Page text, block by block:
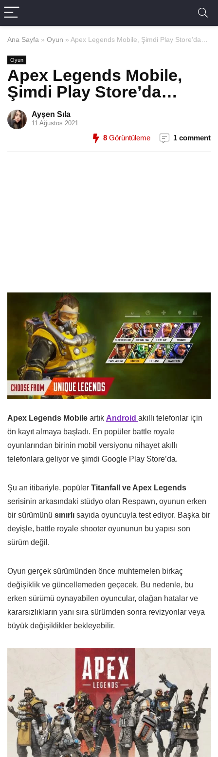
Ana Sayfa » Oyun » Apex Legends Mobile, Şimdi Play Store’da…
Oyun
Apex Legends Mobile,
Şimdi Play Store’da…
Ayşen Sıla
11 Ağustos 2021
8 Görüntüleme 1 comment
Apex Legends Mobile artık Android akıllı telefonlar için
ön kayıt almaya başladı. En popüler battle royale
oyunlarından birinin mobil versiyonu nihayet akıllı
telefonlara geliyor ve şimdi Google Play Store’da.
Şu an itibariyle, popüler Titanfall ve Apex Legends
serisinin arkasındaki stüdyo olan Respawn, oyunun erken
bir sürümünü sınırlı sayıda oyuncuyla test ediyor. Başka bir
deyişle, battle royale shooter oyununun bu yapısı son
sürüm değil.
Oyun gerçek sürümünden önce muhtemelen birkaç
değişiklik ve güncellemeden geçecek. Bu nedenle, bu
erken sürümü oynayabilen oyuncular, olağan hatalar ve
kararsızlıkların yanı sıra sürümden sonra revizyonlar veya
büyük değişiklikler bekleyebilir.